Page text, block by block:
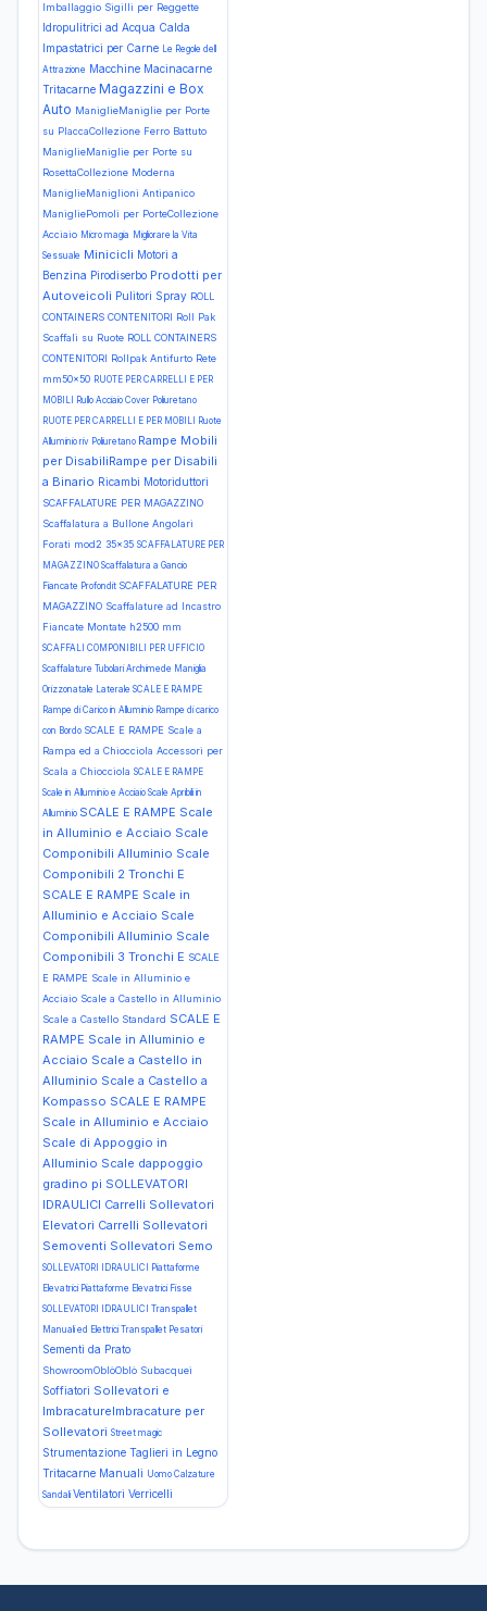
Imballaggio Sigilli per Reggette
Idropulitrici ad Acqua Calda
Impastatrici per Carne Le Regole dell
Attrazione Macchine Macinacarne
Tritacarne Magazzini e Box
Auto ManiglieManiglie per Porte
su PlaccaCollezione Ferro Battuto
ManiglieManiglie per Porte su
RosettaCollezione Moderna
ManiglieManiglioni Antipanico
ManigliePomoli per PorteCollezione
Acciaio Micro magia Migliorare la Vita
Sessuale Minicicli Motori a
Benzina Pirodiserbo Prodotti per
Autoveicoli Pulitori Spray ROLL
CONTAINERS CONTENITORI Roll Pak
Scaffali su Ruote ROLL CONTAINERS
CONTENITORI Rollpak Antifurto Rete
mm50x50 RUOTE PER CARRELLI E PER
MOBILI Rullo Acciaio Cover Poliuretano
RUOTE PER CARRELLI E PER MOBILI Ruote
Alluminio riv Poliuretano Rampe Mobili
per DisabiliRampe per Disabili
a Binario Ricambi Motoriduttori
SCAFFALATURE PER MAGAZZINO
Scaffalatura a Bullone Angolari
Forati mod2 35x35 SCAFFALATURE PER
MAGAZZINO Scaffalatura a Gancio
Fiancate Profondit SCAFFALATURE PER
MAGAZZINO Scaffalature ad Incastro
Fiancate Montate h2500 mm
SCAFFALI COMPONIBILI PER UFFICIO
Scaffalature Tubolari Archimede Maniglia
Orizzonatale Laterale SCALE E RAMPE
Rampe di Carico in Alluminio Rampe di carico
con Bordo SCALE E RAMPE Scale a
Rampa ed a Chiocciola Accessori per
Scala a Chiocciola SCALE E RAMPE
Scale in Alluminio e Acciaio Scale Apribili in
Alluminio SCALE E RAMPE Scale
in Alluminio e Acciaio Scale
Componibili Alluminio Scale
Componibili 2 Tronchi E
SCALE E RAMPE Scale in
Alluminio e Acciaio Scale
Componibili Alluminio Scale
Componibili 3 Tronchi E SCALE
E RAMPE Scale in Alluminio e
Acciaio Scale a Castello in Alluminio
Scale a Castello Standard SCALE E
RAMPE Scale in Alluminio e
Acciaio Scale a Castello in
Alluminio Scale a Castello a
Kompasso SCALE E RAMPE
Scale in Alluminio e Acciaio
Scale di Appoggio in
Alluminio Scale dappoggio
gradino pi SOLLEVATORI
IDRAULICI Carrelli Sollevatori
Elevatori Carrelli Sollevatori
Semoventi Sollevatori Semo
SOLLEVATORI IDRAULICI Piattaforme
Elevatrici Piattaforme Elevatrici Fisse
SOLLEVATORI IDRAULICI Transpallet
Manuali ed Elettrici Transpallet Pesatori
Sementi da Prato
ShowroomOblòOblò Subacquei
Soffiatori Sollevatori e
ImbracatureImbracature per
Sollevatori Street magic
Strumentazione Taglieri in Legno
Tritacarne Manuali Uomo Calzature
SandaliVentilatori Verricelli